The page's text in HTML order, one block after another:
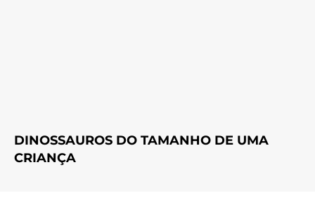
DINOSSAUROS DO TAMANHO DE UMA
CRIANÇA